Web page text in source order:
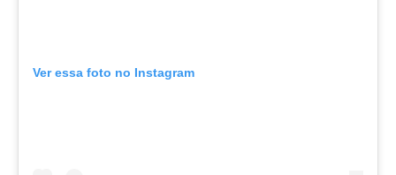
Ver essa foto no Instagram